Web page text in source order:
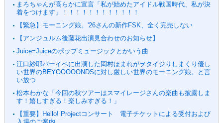
まろちゃんが高らかに宣言「私が始めたアイドル戦国時代、私が決
着をつけます」！！！！！！！！！！！！
【緊急】モーニング娘。'26さんの新作FSK、全く完売しない
【アンジュルム後藤花出演見合わせのお知らせ】
Juice=Juiceのポップミュージックとかいう曲
江口紗耶バーイベに出演した岡村ほまれがヲタイジりしまくり優し
い世界のBEYOOOOONDSに対し厳しい世界のモーニング娘。と言
い放つ
松本わかな「今回の秋ツアーはスマイレージさんの楽曲も披露しま
す！嬉しすぎる！楽しみすぎる！」
【重要】Hello! Projectコンサート 電子チケットによる受付および